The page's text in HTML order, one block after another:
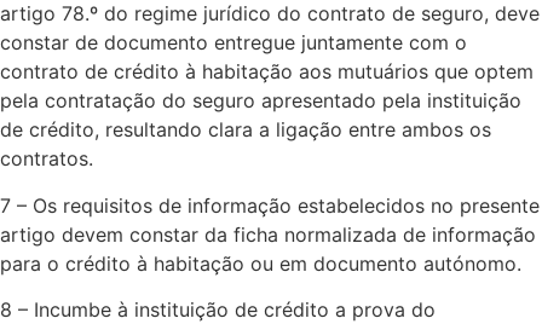
artigo 78.º do regime jurídico do contrato de seguro, deve
constar de documento entregue juntamente com o
contrato de crédito à habitação aos mutuários que optem
pela contratação do seguro apresentado pela instituição
de crédito, resultando clara a ligação entre ambos os
contratos.​
7 – Os requisitos de informação estabelecidos no presente
artigo devem constar da ficha normalizada de informação
para o crédito à habitação ou em documento autónomo.​
8 – Incumbe à instituição de crédito a prova do